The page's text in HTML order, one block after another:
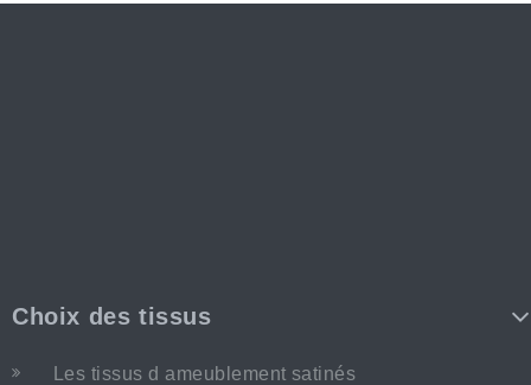
Choix des tissus
Les tissus d ameublement satinés